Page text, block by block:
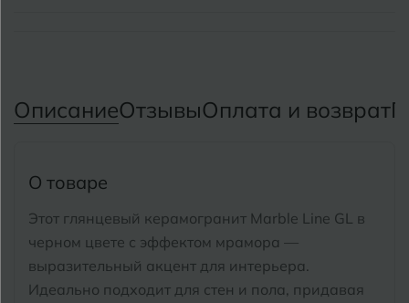
ОписаниеОтзывыОплата и возврат
О товаре
Этот глянцевый керамогранит Marble Line GL в
черном цвете с эффектом мрамора —
выразительный акцент для интерьера.
Идеально подходит для стен и пола, придавая
Е Евпатория
Ижевск
Темрюк
Тольятти
Тула